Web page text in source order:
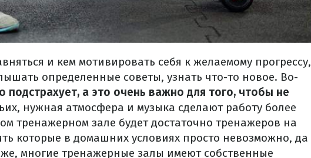
и кем мотивировать себя к желаемому прогрессу,
определенные советы, узнать что-то новое. Во-
подстрахует, а это очень важно для того, чтобы не
нужная атмосфера и музыка сделают работу более
тренажерном зале будет достаточно тренажеров на
которые в домашних условиях просто невозможно, да
многие тренажерные залы имеют собственные